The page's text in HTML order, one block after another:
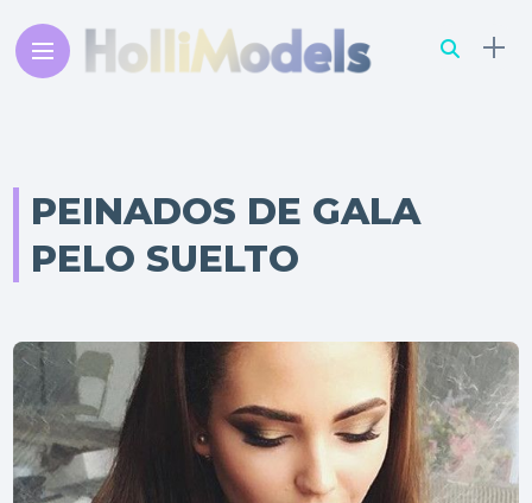
PEINADOS DE GALA
PELO SUELTO